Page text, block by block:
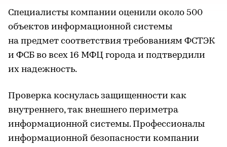
Специалисты компании оценили около 500
объектов информационной системы
на предмет соответствия требованиям ФСТЭК
и ФСБ во всех 16 МФЦ города и подтвердили
их надежность.
Проверка коснулась защищенности как
внутреннего, так внешнего периметра
информационной системы. Профессионалы
информационной безопасности компании